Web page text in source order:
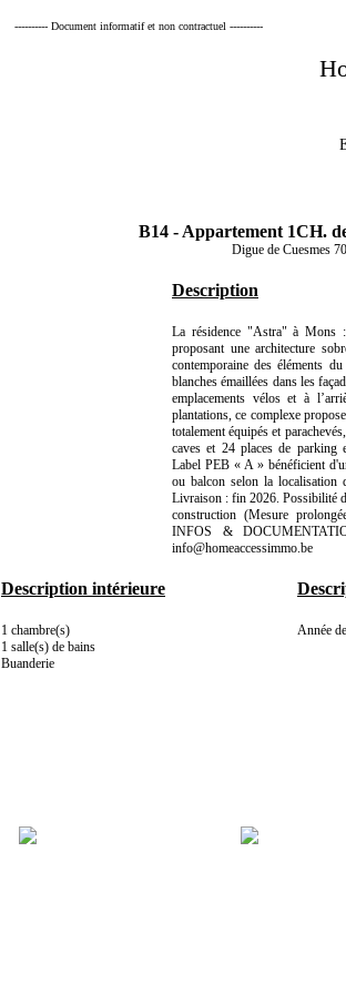
---------- Document informatif et non contractuel ----------
B14 - Appartement 1CH.
Digue de Cuesmes
Description
La résidence "Astra" à Mons
proposant une architecture
contemporaine des éléments
blanches émaillées dans les
emplacements vélos et à
plantations, ce complexe
totalement équipés et
caves et 24 places de parking
Label PEB « A » bénéficient
ou balcon selon la localisation
Livraison : fin 2026. Possibilité
construction (Mesure
INFOS &
info@homeaccessimmo.be
Description intérieure
1 chambre(s)
1 salle(s) de bains
Buanderie
Année